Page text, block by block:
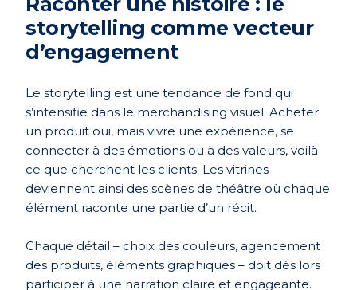
storytelling comme vecteur
d’engagement
Le storytelling est une tendance de fond qui
s’intensifie dans le merchandising visuel. Acheter
un produit oui, mais vivre une expérience, se
connecter à des émotions ou à des valeurs, voilà
ce que cherchent les clients. Les vitrines
deviennent ainsi des scènes de théâtre où chaque
élément raconte une partie d’un récit.
Chaque détail – choix des couleurs, agencement
des produits, éléments graphiques – doit dès lors
participer à une narration claire et engageante.